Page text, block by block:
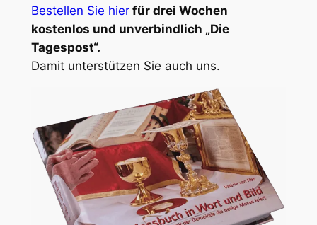
Bestellen Sie hier für drei Wochen
kostenlos und unverbindlich „Die
Tagespost“.
Damit unterstützen Sie auch uns.